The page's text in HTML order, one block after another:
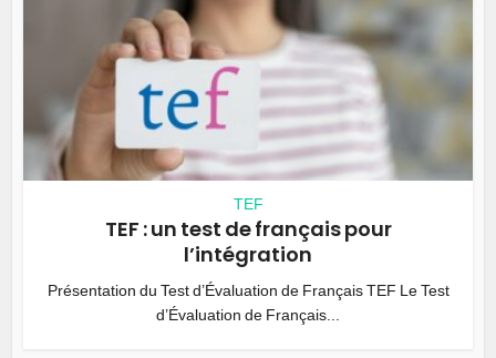
TEF
TEF : un test de français pour
l’intégration
Présentation du Test d’Évaluation de Français TEF Le Test
d’Évaluation de Français...